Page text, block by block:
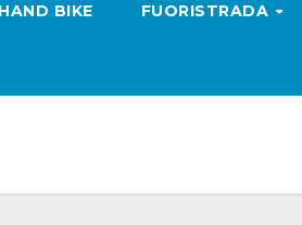
HAND BIKE FUORISTRADA